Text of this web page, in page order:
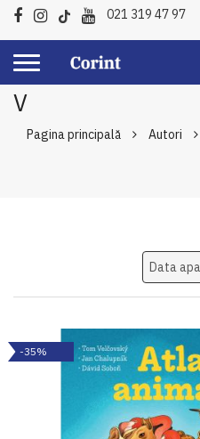
021 319 47 97
V
Pagina principală Autori
-35%